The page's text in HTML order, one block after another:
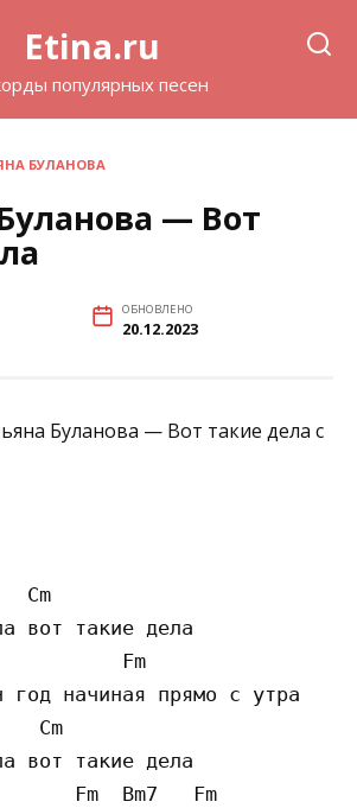
Etina.ru
популярных песен
БУЛАНОВА
— Вот
ОБНОВЛЕНО
20.12.2023
Буланова — Вот такие дела с
вот такие дела
Fm
год начиная прямо с утра
Cm
вот такие дела
Fm  Bm7   Fm